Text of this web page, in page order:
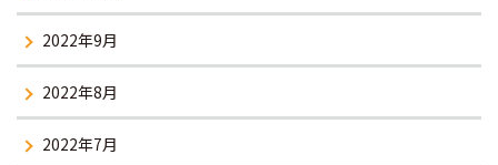
2022年9月
2022年8月
2022年7月